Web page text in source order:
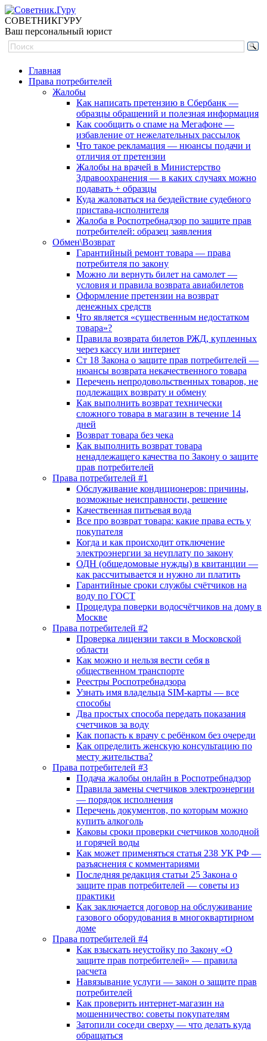
СОВЕТНИКГУРУ
Ваш персональный юрист
Главная
Права потребителей
Жалобы
Как написать претензию в Сбербанк —
образцы обращений и полезная информация
Как сообщить о спаме на Мегафоне —
избавление от нежелательных рассылок
Что такое рекламация — нюансы подачи и
отличия от претензии
Жалобы на врачей в Министерство
Здравоохранения — в каких случаях можно
подавать + образцы
Куда жаловаться на бездействие судебного
пристава-исполнителя
Жалоба в Роспотребнадзор по защите прав
потребителей: образец заявления
Обмен\Возврат
Гарантийный ремонт товара — права
потребителя по закону
Можно ли вернуть билет на самолет —
условия и правила возврата авиабилетов
Оформление претензии на возврат
денежных средств
Что является «существенным недостатком
товара»?
Правила возврата билетов РЖД, купленных
через кассу или интернет
Ст 18 Закона о защите прав потребителей —
нюансы возврата некачественного товара
Перечень непродовольственных товаров, не
подлежащих возврату и обмену
Как выполнить возврат технически
сложного товара в магазин в течение 14
дней
Возврат товара без чека
Как выполнить возврат товара
ненадлежащего качества по Закону о защите
прав потребителей
Права потребителей #1
Обслуживание кондиционеров: причины,
возможные неисправности, решение
Качественная питьевая вода
Все про возврат товара: какие права есть у
покупателя
Когда и как происходит отключение
электроэнергии за неуплату по закону
ОДН (общедомовые нужды) в квитанции —
как рассчитывается и нужно ли платить
Гарантийные сроки службы счётчиков на
воду по ГОСТ
Процедура поверки водосчётчиков на дому в
Москве
Права потребителей #2
Проверка лицензии такси в Московской
области
Как можно и нельзя вести себя в
общественном транспорте
Реестры Роспотребнадзора
Узнать имя владельца SIM-карты — все
способы
Два простых способа передать показания
счетчиков за воду
Как попасть к врачу с ребёнком без очереди
Как определить женскую консультацию по
месту жительства?
Права потребителей #3
Подача жалобы онлайн в Роспотребнадзор
Правила замены счетчиков электроэнергии
— порядок исполнения
Перечень документов, по которым можно
купить алкоголь
Каковы сроки проверки счетчиков холодной
и горячей воды
Как может применяться статья 238 УК РФ —
разъяснения с комментариями
Последняя редакция статьи 25 Закона о
защите прав потребителей — советы из
практики
Как заключается договор на обслуживание
газового оборудования в многоквартирном
доме
Права потребителей #4
Как взыскать неустойку по Закону «О
защите прав потребителей» — правила
расчета
Навязывание услуги — закон о защите прав
потребителей
Как проверить интернет-магазин на
мошенничество: советы покупателям
Затопили соседи сверху — что делать куда
обращаться